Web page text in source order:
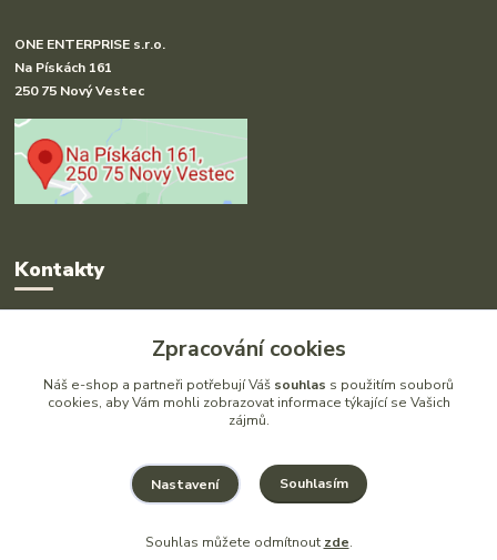
ONE ENTERPRISE s.r.o.
Na Pískách 161
250 75 Nový Vestec
Kontakty
Radka Hakl
+420 777 613 020
(Po-Pá, 9-16 hod.)
Vytvořeno na Eshop-rychle.cz
Zpracování cookies
Náš e-shop a partneři potřebují Váš souhlas s použitím souborů
cookies, aby Vám mohli zobrazovat informace týkající se Vašich
zájmů.
Nastavení Souhlasím
Souhlas můžete odmítnout zde.